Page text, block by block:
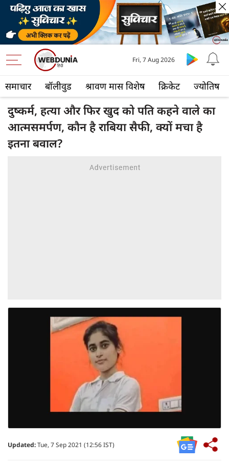
समाचार बॉलीवुड श्रावण मास विशेष क्रिकेट ज्योतिष
Fri, 7 Aug 2026
दुष्‍कर्म, हत्‍या और फ‍िर खुद को पति कहने वाले का
आत्‍मसमर्पण, कौन है राब‍िया सैफी, क्‍यों मचा है
इतना बवाल?
Updated:Tue, 7 Sep 2021 (12:56 IST)